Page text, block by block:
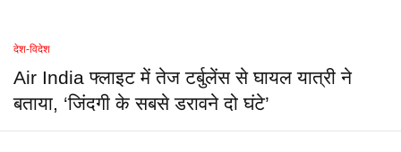
देश-विदेश
Air India फ्लाइट में तेज टर्बुलेंस से घायल यात्री ने
बताया, ‘जिंदगी के सबसे डरावने दो घंटे’